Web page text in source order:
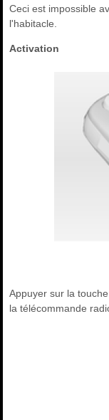
Ceci est impossible
l'habitacle.
Activation
Appuyer sur la touche
la télécommande